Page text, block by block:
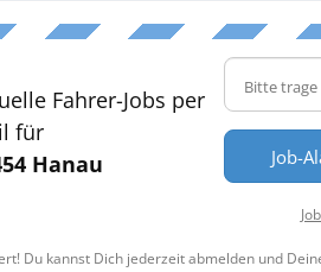
Fahrer-Jobs per
für
Hanau
Job-
Du kannst Dich jederzeit abmelden und